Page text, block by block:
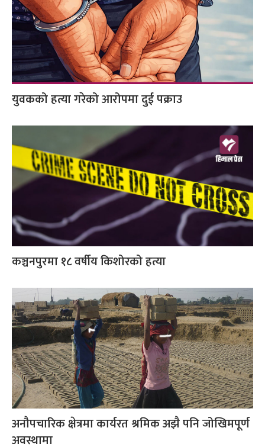
युवकको हत्या गरेको आरोपमा दुई पक्राउ
कञ्चनपुरमा १८ वर्षीय किशोरको हत्या
अनौपचारिक क्षेत्रमा कार्यरत श्रमिक अझै पनि जोखिमपूर्ण
अवस्थामा